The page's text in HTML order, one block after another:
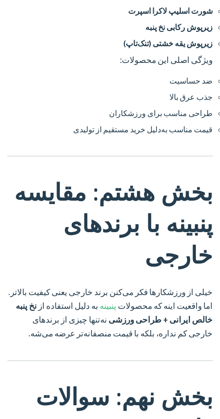
شورت اسلیپ لاکرا اسپرت
زیرپوش رکابی نخ پنبه
زیرپوش یقه خشتی (تنک‌تاپ)
ویژگی اصلی این محصولات:
ضد حساسیت
جذب عرق بالا
طراحی مناسب برای ورزشکاران
قیمت مناسب به‌دلیل خرید مستقیم از تولیدی
بخش هشتم: مقایسه
پنبینه با برندهای
خارجی
خیلی از ورزشکارها فکر می‌کنن برند خارجی یعنی کیفیت بالاتر.
اما واقعیت اینه که محصولات پنبینه به دلیل استفاده از نخ پنبه
خالص ایرانی + طراحی ورزشی نه‌تنها چیزی از برندهای
خارجی کم نداره، بلکه با قیمت منصفانه‌تر عرضه می‌شه.
بخش نهم: سوالات